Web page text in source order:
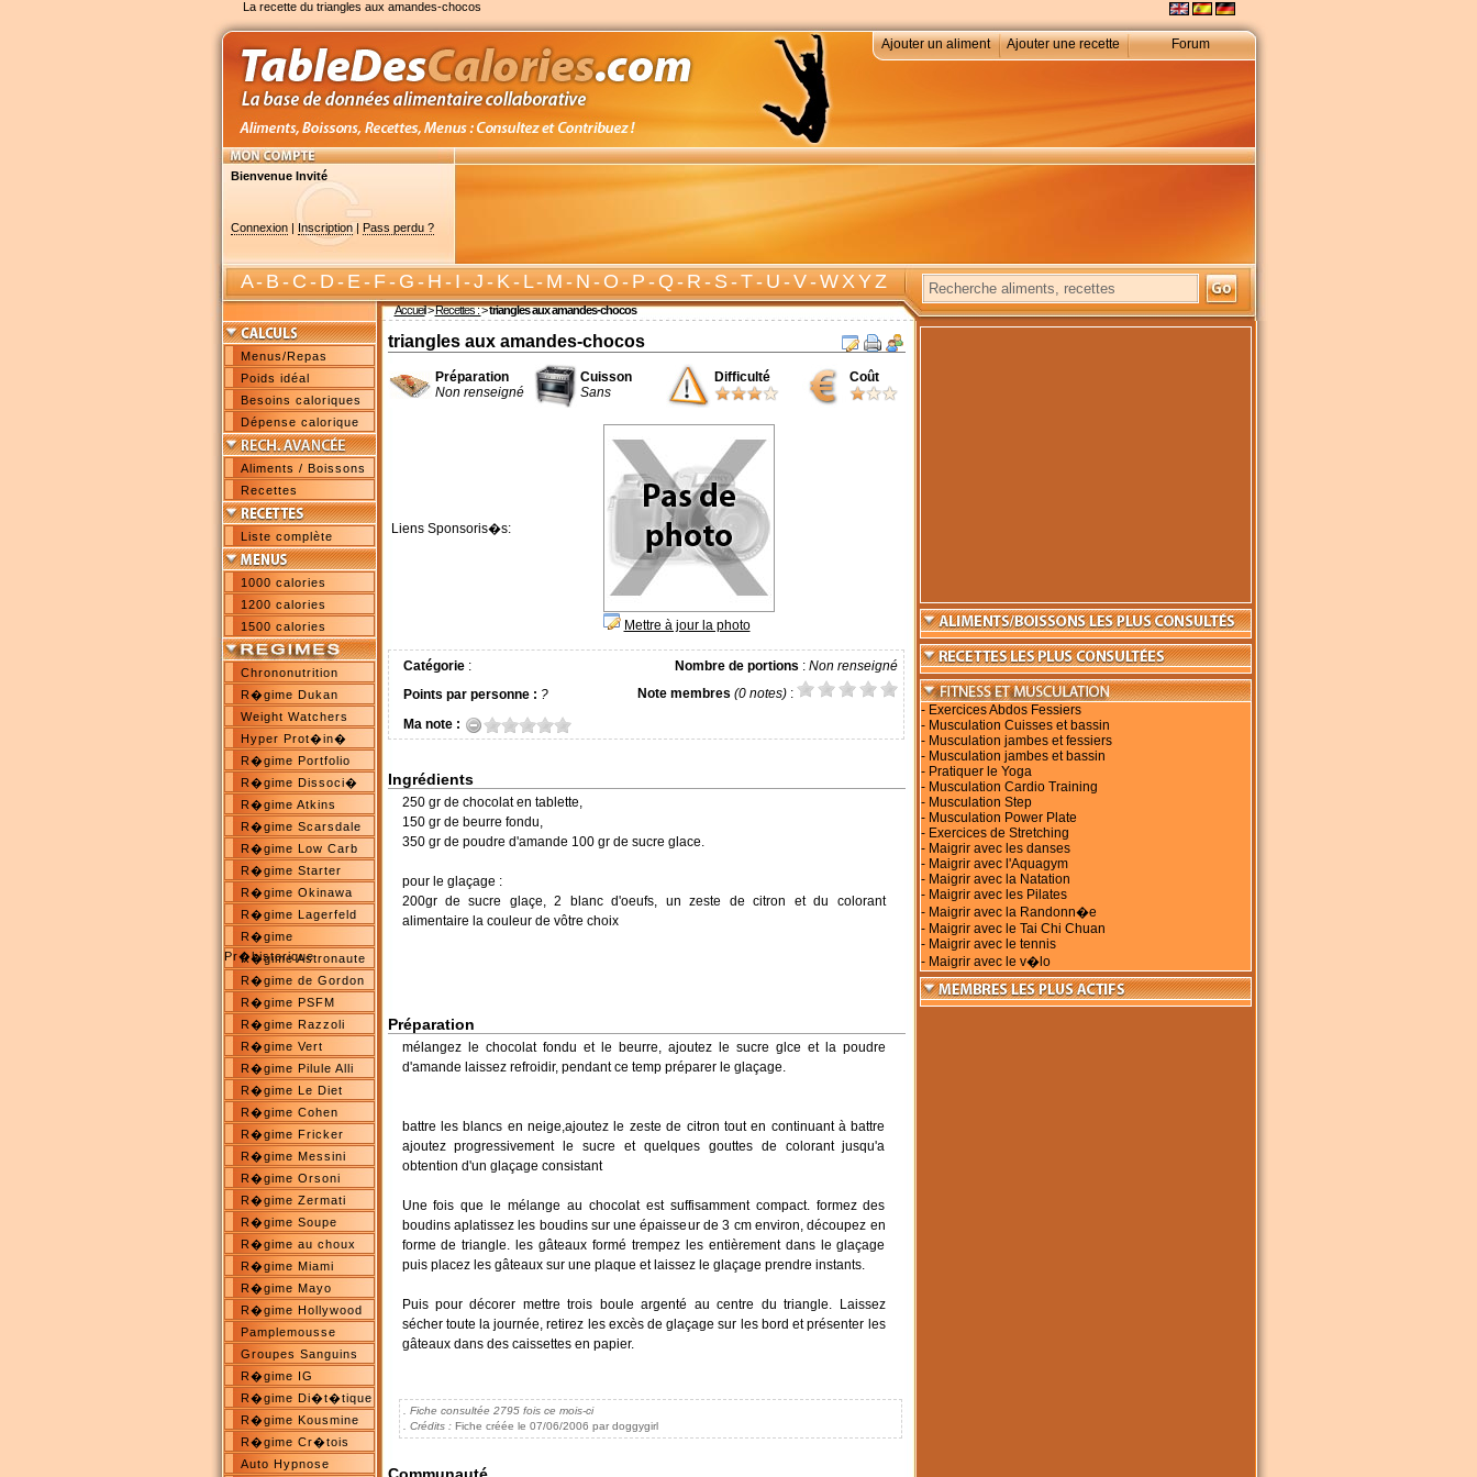
La recette du triangles aux amandes-chocos
Ajouter un aliment Ajouter une recette Forum
Bienvenue Invité
Connexion| Inscription| Pass perdu ?
A-B-C-D-E-F-G-H-I-J-K-L-M-N-O-P-Q-R-S-T-U-V-W X Y Z
Accueil>Recettes :>triangles aux amandes-chocos
Menus/Repas
Poids idéal
Besoins caloriques
Dépense calorique
Aliments / Boissons
Recettes
Liste complète
1000 calories
1200 calories
1500 calories
Chrononutrition
R�gime Dukan
Weight Watchers
Hyper Prot�in�
R�gime Portfolio
R�gime Dissoci�
R�gime Atkins
R�gime Scarsdale
R�gime Low Carb
R�gime Starter
R�gime Okinawa
R�gime Lagerfeld
R�gime
Pr�historique
R�gime Astronaute
R�gime de Gordon
R�gime PSFM
R�gime Razzoli
R�gime Vert
R�gime Pilule Alli
R�gime Le Diet
R�gime Cohen
R�gime Fricker
R�gime Messini
R�gime Orsoni
R�gime Zermati
R�gime Soupe
R�gime au choux
R�gime Miami
R�gime Mayo
R�gime Hollywood
Pamplemousse
Groupes Sanguins
R�gime IG
R�gime Di�t�tique
R�gime Kousmine
R�gime Cr�tois
Auto Hypnose
triangles aux amandes-chocos
Préparation
Non renseigné
Cuisson
Sans
Difficulté Coût
Liens Sponsoris�s:
Mettre à jour la photo
Catégorie: Nombre de portions : Non renseigné
Points par personne : ? Note membres (0 notes):
Ma note :
Ingrédients
250 gr de chocolat en tablette,
150 gr de beurre fondu,
350 gr de poudre d'amande 100 gr de sucre glace.
pour le glaçage :
200gr de sucre glaçe, 2 blanc d'oeufs, un zeste de citron et du colorant
alimentaire la couleur de vôtre choix
Préparation
mélangez le chocolat fondu et le beurre, ajoutez le sucre glce et la poudre
d'amande laissez refroidir, pendant ce temp préparer le glaçage.
battre les blancs en neige,ajoutez le zeste de citron tout en continuant à battre
ajoutez progressivement le sucre et quelques gouttes de colorant jusqu'a
obtention d'un glaçage consistant
Une fois que le mélange au chocolat est suffisamment compact. formez des
boudins aplatissez les boudins sur une épaisseur de 3 cm environ, découpez en
forme de triangle. les gâteaux formé trempez les entièrement dans le glaçage
puis placez les gâteaux sur une plaque et laissez le glaçage prendre instants.
Puis pour décorer mettre trois boule argenté au centre du triangle. Laissez
sécher toute la journée, retirez les excès de glaçage sur les bord et présenter les
gâteaux dans des caissettes en papier.
. Fiche consultée 2795 fois ce mois-ci
. Crédits :Fiche créée le 07/06/2006 par doggygirl
Communauté
- Exercices Abdos Fessiers
- Musculation Cuisses et bassin
- Musculation jambes et fessiers
- Musculation jambes et bassin
- Pratiquer le Yoga
- Musculation Cardio Training
- Musculation Step
- Musculation Power Plate
- Exercices de Stretching
- Maigrir avec les danses
- Maigrir avec l'Aquagym
- Maigrir avec la Natation
- Maigrir avec les Pilates
- Maigrir avec la Randonn�e
- Maigrir avec le Tai Chi Chuan
- Maigrir avec le tennis
- Maigrir avec le v�lo